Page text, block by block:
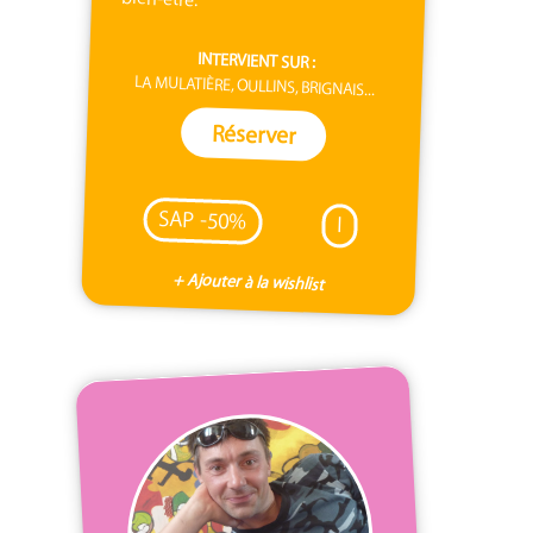
INTERVIENT SUR :
LA MULATIÈRE, OULLINS, BRIGNAIS...
Réserver
SAP -50% I
+ Ajouter à la wishlist